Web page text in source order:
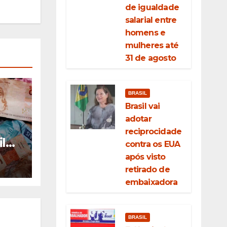
de igualdade
salarial entre
homens e
mulheres até
31 de agosto
BRASIL
Brasil vai
adotar
reciprocidade
contra os EUA
após visto
retirado de
embaixadora
BRASIL